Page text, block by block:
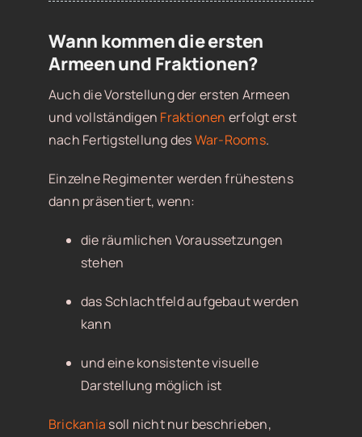
Wann kommen die ersten
Armeen und Fraktionen?
Auch die Vorstellung der ersten Armeen
und vollständigen Fraktionen erfolgt erst
nach Fertigstellung desWar-Rooms.
Einzelne Regimenter werden frühestens
dann präsentiert, wenn:
die räumlichen Voraussetzungen
stehen
das Schlachtfeld aufgebaut werden
kann
und eine konsistente visuelle
Darstellung möglich ist
Brickania soll nicht nur beschrieben,